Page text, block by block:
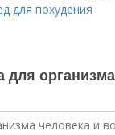
для похудения